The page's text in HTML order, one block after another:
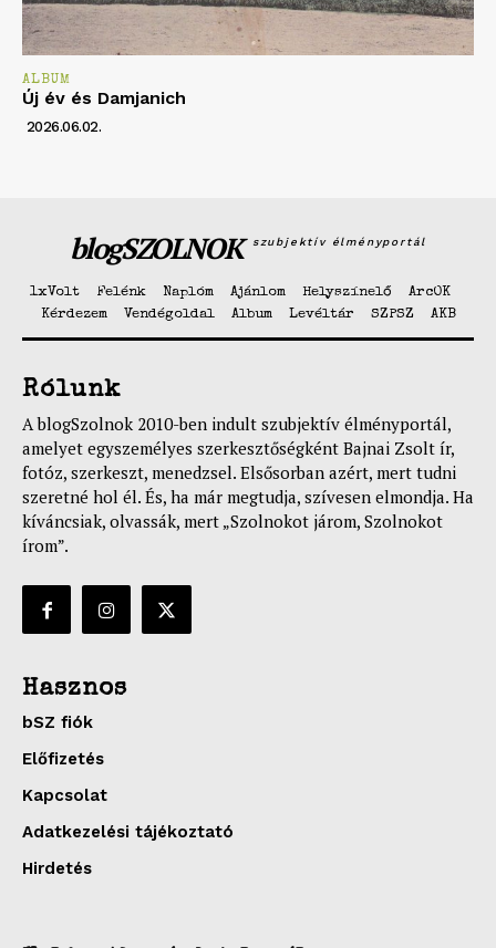
ALBUM
Új év és Damjanich
2026.06.02.
blogSZOLNOK szubjektív élményportál
1xVolt Felénk Naplóm Ajánlom Helyszínelő
ArcOK
Kérdezem
Vendégoldal Album Levéltár SZPSZ AKB
Rólunk
A blogSzolnok 2010-ben indult szubjektív élményportál,
amelyet egyszemélyes szerkesztőségként Bajnai Zsolt ír,
fotóz, szerkeszt, menedzsel. Elsősorban azért, mert tudni
szeretné hol él. És, ha már megtudja, szívesen elmondja. Ha
kíváncsiak, olvassák, mert „Szolnokot járom, Szolnokot
írom”.
Hasznos
bSZ fiók
Előfizetés
Kapcsolat
Adatkezelési tájékoztató
Hirdetés